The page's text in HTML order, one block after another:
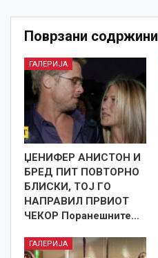
Поврзани содржини
ГАЛЕРИЈА
ЏЕНИФЕР АНИСТОН И
БРЕД ПИТ ПОВТОРНО
БЛИСКИ, ТОЈ ГО
НАПРАВИЛ ПРВИОТ
ЧЕКОР Поранешните…
ГАЛЕРИЈА